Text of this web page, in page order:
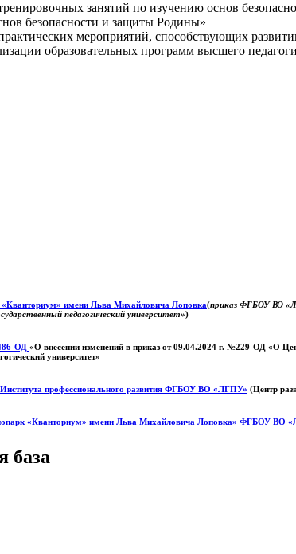
занятий по изучению основ
безопасности и защиты Родины»
мероприятий, способствующих
образовательных программ высшего
«Кванториум» имени Льва Михайловича Лоповка(приказ ФГБОУ ВО
педагогический университет»)
ОД «О внесении изменений в приказ от 09.04.2024 г. №229-ОД «О
университет»
Института профессионального развития ФГБОУ ВО «ЛГПУ» (Центр
«Кванториум» имени Льва Михайловича Лоповка» ФГБОУ ВО
база